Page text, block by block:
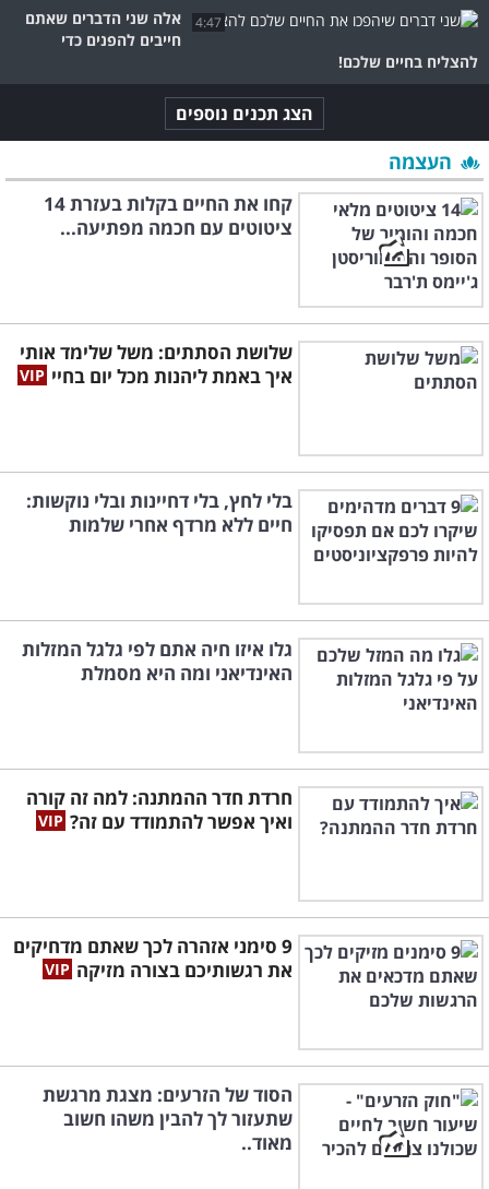
4:47
אלה שני הדברים שאתם
חייבים להפנים כדי
להצליח בחיים שלכם!
הצג תכנים נוספים
העצמה
קחו את החיים בקלות בעזרת 14
ציטוטים עם חכמה מפתיעה...
שלושת הסתתים: משל שלימד אותי
איך באמת ליהנות מכל יום בחיי
בלי לחץ, בלי דחיינות ובלי נוקשות:
חיים ללא מרדף אחרי שלמות
גלו איזו חיה אתם לפי גלגל המזלות
האינדיאני ומה היא מסמלת
חרדת חדר ההמתנה: למה זה קורה
ואיך אפשר להתמודד עם זה?
9 סימני אזהרה לכך שאתם מדחיקים
את רגשותיכם בצורה מזיקה
הסוד של הזרעים: מצגת מרגשת
שתעזור לך להבין משהו חשוב
מאוד..